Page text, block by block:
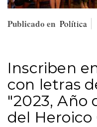
Publicado en Política
Inscriben
con letras
"2023, Año
del Heroico